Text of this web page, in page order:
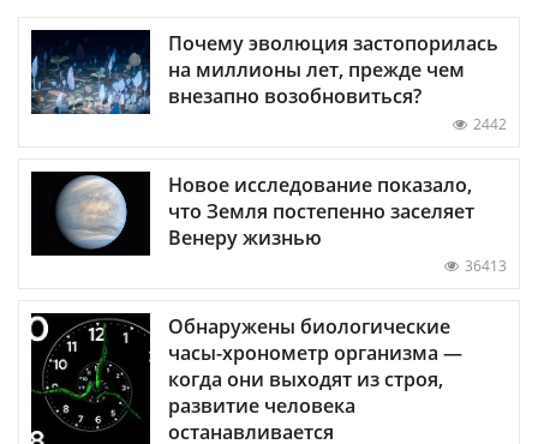
Почему эволюция застопорилась
на миллионы лет, прежде чем
внезапно возобновиться?
2442
Новое исследование показало,
что Земля постепенно заселяет
Венеру жизнью
36413
Обнаружены биологические
часы-хронометр организма —
когда они выходят из строя,
развитие человека
останавливается